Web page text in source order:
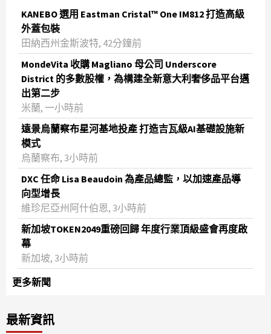
KANEBO 選用 Eastman Cristal™ One IM812 打造高級
外蓋包裝
田納西州金斯波特, 42分鐘前
MondeVita 收購 Magliano 母公司 Underscore
District 的多數股權，為構建全新意大利奢侈品平台邁
出第二步
米蘭, 一小時前
遠景烏蘭察布星河基地投產 打造吉瓦級AI基礎設施新
模式
烏蘭察布, 3小時前
DXC 任命 Lisa Beaudoin 為產品總監，以加速產品導
向型增長
維珍尼亞州阿什伯恩, 3小時前
新加坡TOKEN2049重磅回歸 年度行業頂級盛會再度啟
幕
新加坡, 3小時前
更多新聞
最新資訊